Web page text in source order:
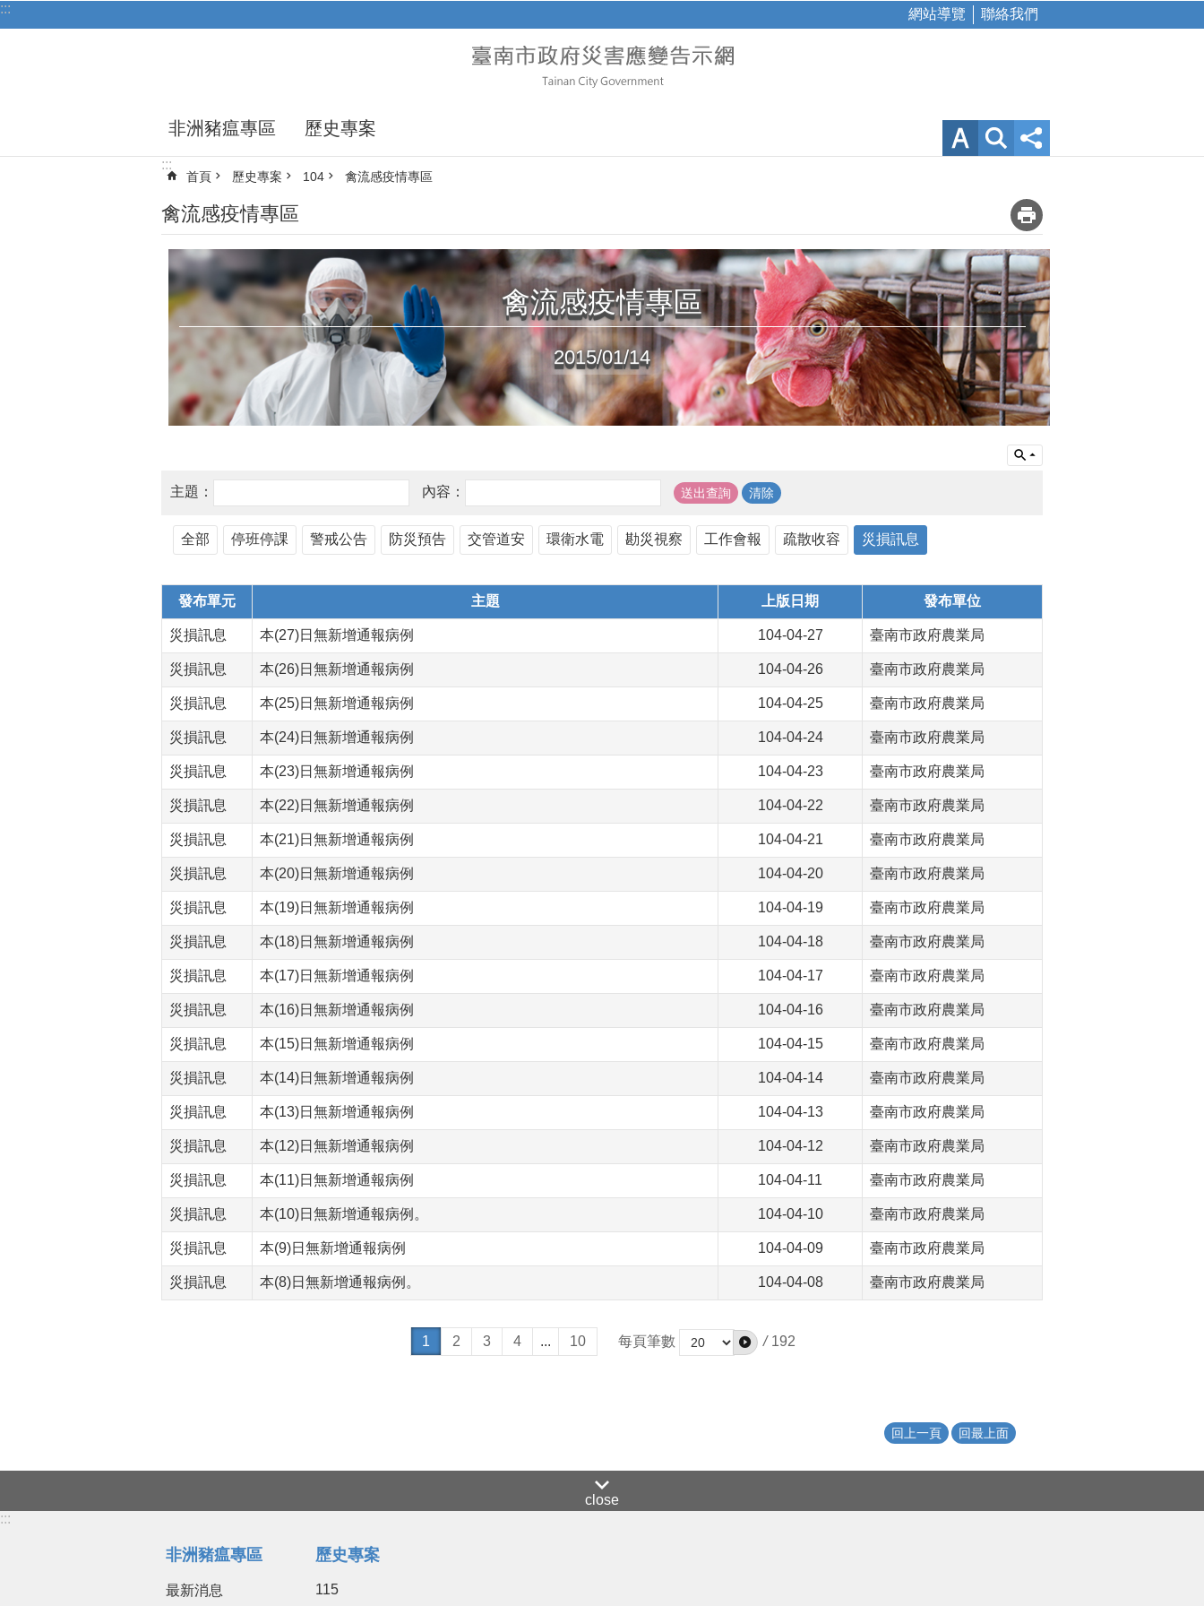
跳到主要內容區塊
::: 網站導覽 聯絡我們
非洲豬瘟專區 歷史專案
:::
首頁 歷史專案 104 禽流感疫情專區
禽流感疫情專區
禽流感疫情專區
2015/01/14
主題： 內容：
全部 停班停課 警戒公告 防災預告 交管道安 環衛水電 勘災視察 工作會報 疏散收容 災損訊息
發布單元 主題 上版日期 發布單位
災損訊息 本(27)日無新增通報病例 104-04-27 臺南市政府農業局
災損訊息 本(26)日無新增通報病例 104-04-26 臺南市政府農業局
災損訊息 本(25)日無新增通報病例 104-04-25 臺南市政府農業局
災損訊息 本(24)日無新增通報病例 104-04-24 臺南市政府農業局
災損訊息 本(23)日無新增通報病例 104-04-23 臺南市政府農業局
災損訊息 本(22)日無新增通報病例 104-04-22 臺南市政府農業局
災損訊息 本(21)日無新增通報病例 104-04-21 臺南市政府農業局
災損訊息 本(20)日無新增通報病例 104-04-20 臺南市政府農業局
災損訊息 本(19)日無新增通報病例 104-04-19 臺南市政府農業局
災損訊息 本(18)日無新增通報病例 104-04-18 臺南市政府農業局
災損訊息 本(17)日無新增通報病例 104-04-17 臺南市政府農業局
災損訊息 本(16)日無新增通報病例 104-04-16 臺南市政府農業局
災損訊息 本(15)日無新增通報病例 104-04-15 臺南市政府農業局
災損訊息 本(14)日無新增通報病例 104-04-14 臺南市政府農業局
災損訊息 本(13)日無新增通報病例 104-04-13 臺南市政府農業局
災損訊息 本(12)日無新增通報病例 104-04-12 臺南市政府農業局
災損訊息 本(11)日無新增通報病例 104-04-11 臺南市政府農業局
災損訊息 本(10)日無新增通報病例。 104-04-10 臺南市政府農業局
災損訊息 本(9)日無新增通報病例 104-04-09 臺南市政府農業局
災損訊息 本(8)日無新增通報病例。 104-04-08 臺南市政府農業局
1 2 3 4 ... 10 每頁筆數 / 192
回上一頁 回最上面
close
:::
非洲豬瘟專區
最新消息
歷史專案
115